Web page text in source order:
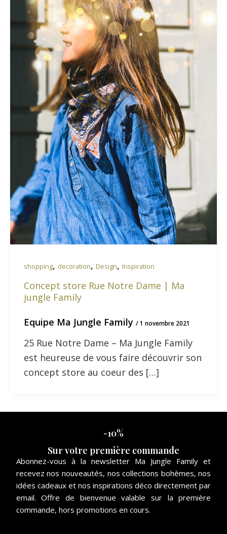
shopping, decoration, Design, Inspiration
Concept store Rue Notre Dame | Ma
jungle Family
Equipe Ma Jungle Family /1 novembre 2021
25 Rue Notre Dame – Ma Jungle Family
est heureuse de vous faire découvrir son
concept store au coeur des […]
-10%
Sur votre première commande
Abonnez-vous à la newsletter Ma Jungle Family et
recevez nos nouveautés, nos collections bohèmes, nos
idées cadeaux et nos inspirations déco directement par
email. Offre de bienvenue valable sur la première
commande, hors promotions en cours.